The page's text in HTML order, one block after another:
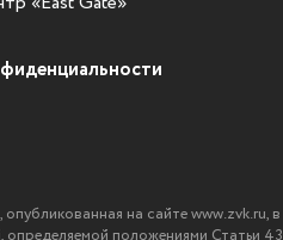
на сайте www.zvk.ru, в